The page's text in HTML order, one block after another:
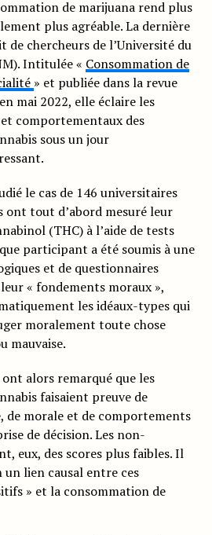
de marijuana rend plus
plus agréable. La dernière
de chercheurs de l’Université du
Intitulée « Consommation de
» et publiée dans la revue
mai 2022, elle éclaire les
comportementaux des
sous un jour
le cas de 146 universitaires
ont tout d’abord mesuré leur
(THC) à l’aide de tests
participant a été soumis à une
et de questionnaires
« fondements moraux »,
les idéaux-types qui
moralement toute chose
mauvaise.
alors remarqué que les
faisaient preuve de
de morale et de comportements
de décision. Les non-
eux, des scores plus faibles. Il
lien causal entre ces
» et la consommation de